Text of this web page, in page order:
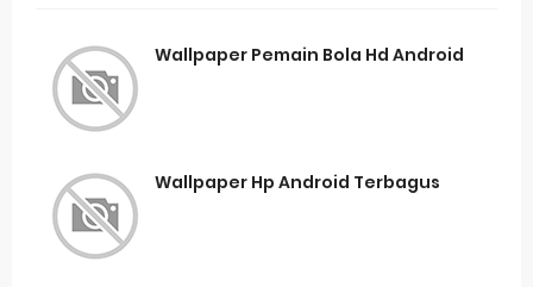
Wallpaper Pemain Bola Hd Android
Wallpaper Hp Android Terbagus